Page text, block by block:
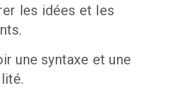
les idées et les
une syntaxe et une